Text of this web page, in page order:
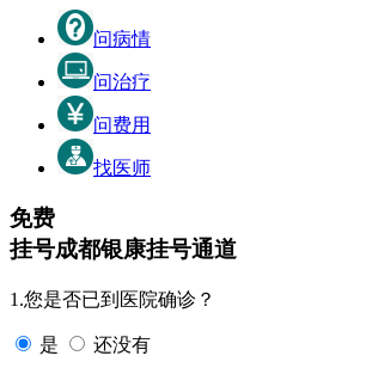
问病情
问治疗
问费用
找医师
免费
挂号成都银康挂号通道
1.您是否已到医院确诊？
是 还没有